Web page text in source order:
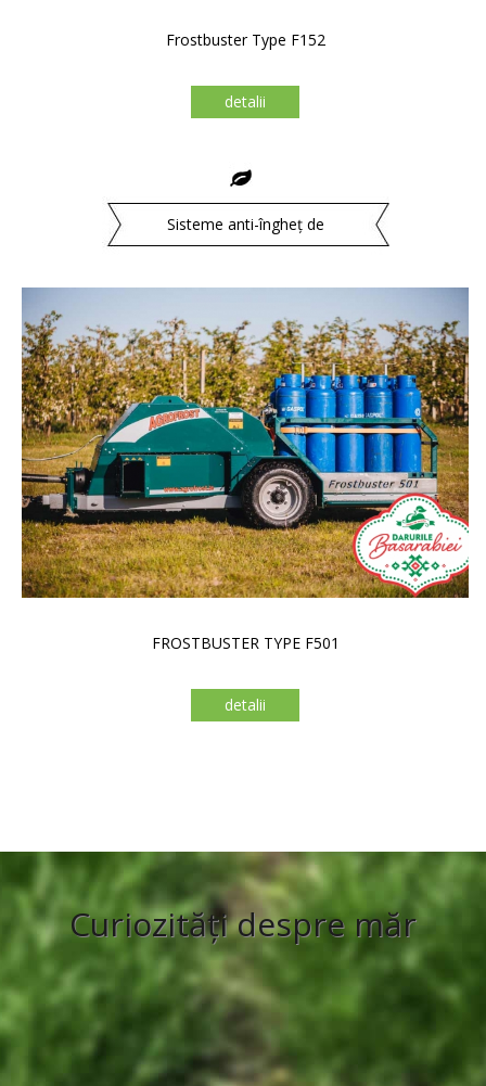
Frostbuster Type F152
detalii
Sisteme anti-îngheț de
FROSTBUSTER TYPE F501
detalii
Curiozități despre măr